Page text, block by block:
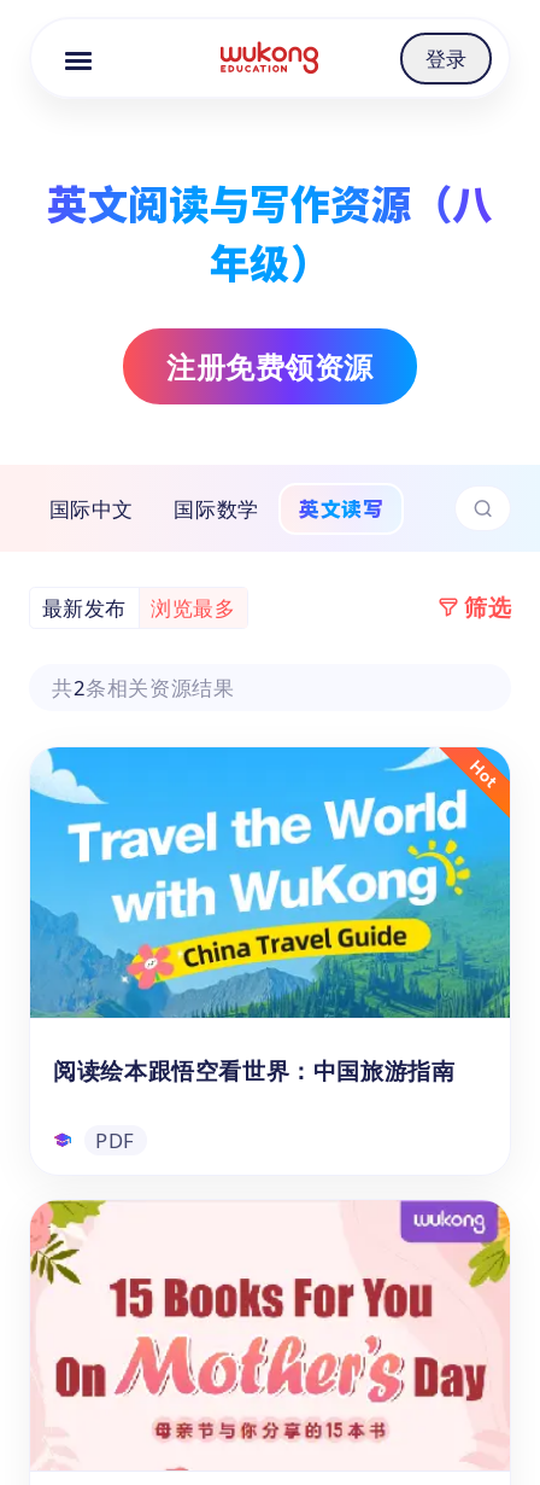
登录
英文阅读与写作资源（八
年级）
注册免费领资源
国际中文 国际数学 英文读写
最新发布 浏览最多 筛选
共2条相关资源结果
阅读绘本跟悟空看世界：中国旅游指南
PDF
阅读绘本跟悟空看世界：中国旅游指南
《跟着悟空游中国》是悟空中文专为儿童打造
的地理文化阅读绘本。全书以"小悟空"为向
导，分六大区域系统介绍中国最具代表性的自
然奇观与人文古迹，涵盖华中、华东、华北、
东北、华南、西南、西北等地标景点。每一站
都配有生动的图文内容，帮助孩子在阅读中建
立对中国地理与文化的整体认知，是中文学习
与国情教育的优质读物。